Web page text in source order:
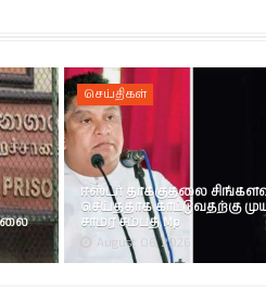
செய்திகள்
ஈஸ்டர் தாக்குதலை
செய்ததாக காட்டுவதற்கு
சாமர சம்பத் Mp
August 06, 2026